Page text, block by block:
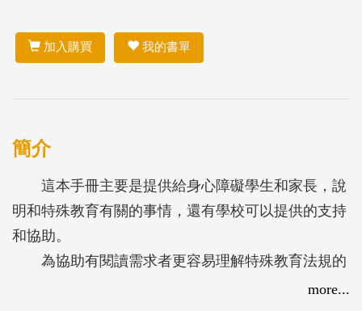
加入購買 我的書單
簡介
這本手冊主要是提供給身心障礙學生和家長，說
明和特殊教育有關的事情，還有學校可以提供的支持
和協助。
為協助有閱讀需求者更容易理解特殊教育法規的
精神、重要概念及內涵，促進不同身心障礙學生和家
more...